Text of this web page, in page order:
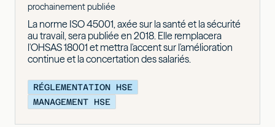
prochainement publiée
La norme ISO 45001, axée sur la santé et la sécurité
au travail, sera publiée en 2018. Elle remplacera
l'OHSAS 18001 et mettra l'accent sur l'amélioration
continue et la concertation des salariés.
RÉGLEMENTATION HSE
MANAGEMENT HSE